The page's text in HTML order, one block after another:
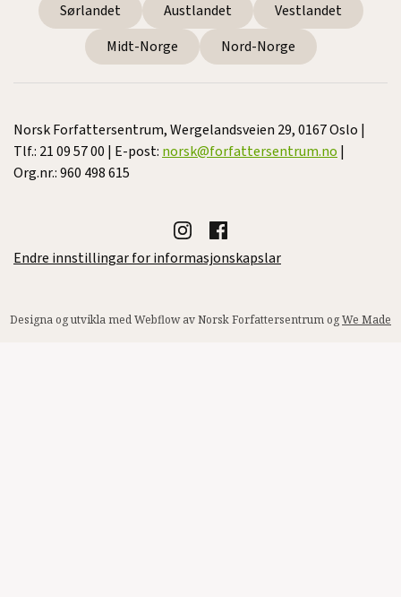
Sørlandet Austlandet
Vestlandet
Midt-Norge
Nord-Norge
Norsk Forfattersentrum, Wergelandsveien 29, 0167 Oslo |
Tlf.: 21 09 57 00 | E-post: norsk@forfattersentrum.no |
Org.nr.: 960 498 615
Endre innstillingar for informasjonskapslar
Designa og utvikla med Webflow av Norsk Forfattersentrum ogWe Made